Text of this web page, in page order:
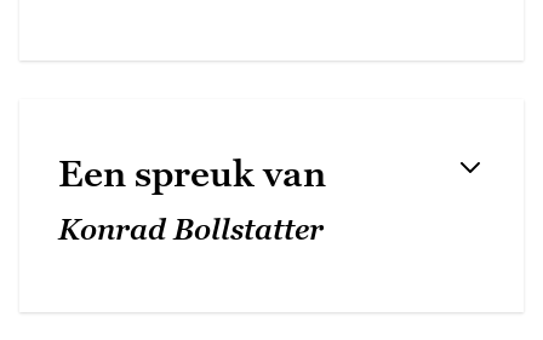
Een spreuk van
Konrad Bollstatter